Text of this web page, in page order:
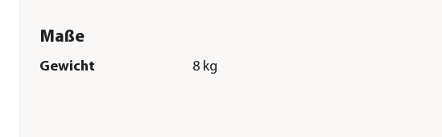
Maße
Gewicht 8 kg